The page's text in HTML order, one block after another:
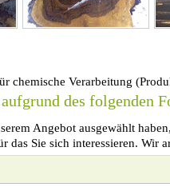
chemische Verarbeitung
des folgenden
Angebot ausgewählt
das Sie sich interessieren. Wir